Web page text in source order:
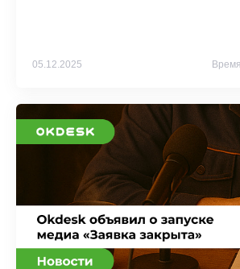
05.12.2025